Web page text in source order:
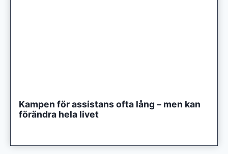
Kampen för assistans ofta lång – men kan
förändra hela livet